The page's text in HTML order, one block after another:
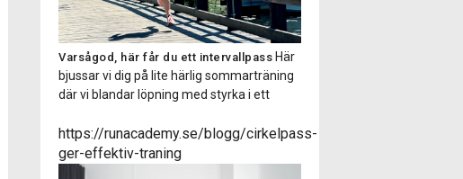
Varsågod, här får du ett intervallpass Här
bjussar vi dig på lite härlig sommarträning
där vi blandar löpning med styrka i ett
i ett par hörlurar så får du alla instruktioner
via en smidig ljudfil. Hoppas du tar tillfället i
akt och testar på ett intervallpass med oss.
https://runacademy.se/blogg/cirkelpass-
ger-effektiv-traning